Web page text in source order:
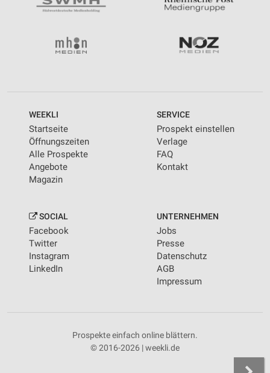
WEEKLI
Startseite
Öffnungszeiten
Alle Prospekte
Angebote
Magazin
SERVICE
Prospekt einstellen
Verlage
FAQ
Kontakt
SOCIAL
Facebook
Twitter
Instagram
LinkedIn
UNTERNEHMEN
Jobs
Presse
Datenschutz
AGB
Impressum
Prospekte einfach online blättern.
© 2016-2026 | weekli.de